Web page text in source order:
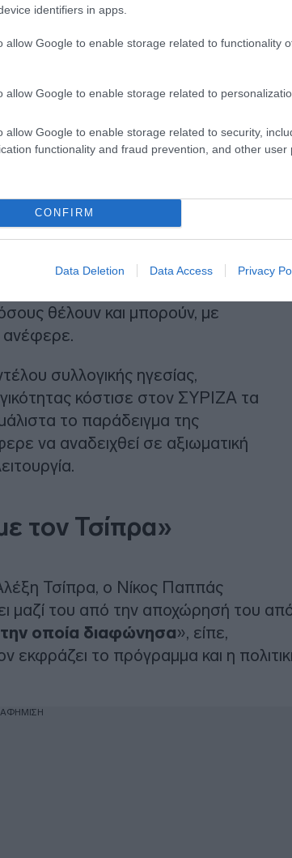
identifiers in apps.
allow Google to enable storage related to functionality
allow Google to enable storage related to
allow Google to enable storage related to security,
functionality and fraud prevention, and other user
CONFIRM
Data Deletion Data Access Privacy
την απόφαση του συνεδρίου και της
θέλουν και μπορούν, με
ανέφερε.
συλλογικής ηγεσίας,
κόστισε στον ΣΥΡΙΖΑ τα
το παράδειγμα της
να αναδειχθεί σε αξιωματική
τον Τσίπρα»
Τσίπρα, ο Νίκος Παππάς
μαζί του από την αποχώρησή του
οποία διαφώνησα», είπε,
εκφράζει το πρόγραμμα και η